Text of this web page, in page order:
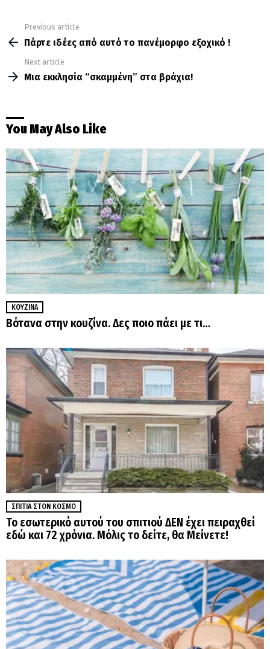
more
Previous article
Πάρτε ιδέες από αυτό το πανέμορφο εξοχικό !
Next article
Μια εκκλησία “σκαμμένη” στα βράχια!
You May Also Like
ΚΟΥΖΊΝΑ
Βότανα στην κουζίνα. Δες ποιο πάει με τι…
ΣΠΊΤΙΑ ΣΤΟΝ ΚΌΣΜΟ
Το εσωτερικό αυτού του σπιτιού ΔΕΝ έχει πειραχθεί
εδώ και 72 χρόνια. Μόλις το δείτε, θα Μείνετε!